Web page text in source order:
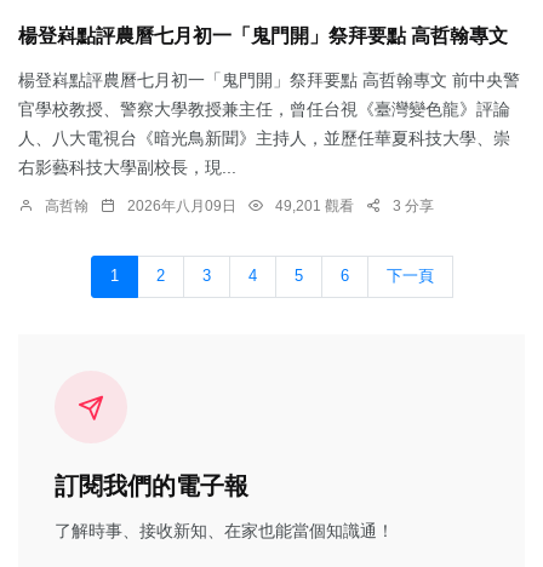
楊登嵙點評農曆七月初一「鬼門開」祭拜要點 高哲翰專文
楊登嵙點評農曆七月初一「鬼門開」祭拜要點 高哲翰專文 前中央警
官學校教授、警察大學教授兼主任，曾任台視《臺灣變色龍》評論
人、八大電視台《暗光鳥新聞》主持人，並歷任華夏科技大學、崇
右影藝科技大學副校長，現...
高哲翰 2026年八月09日 49,201 觀看 3 分享
1 2 3 4 5 6 下一頁
訂閱我們的電子報
了解時事、接收新知、在家也能當個知識通！